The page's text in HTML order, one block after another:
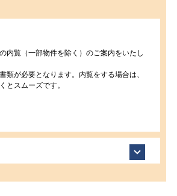
内覧（一部物件を除く）のご案内をいたし
が必要となります。内覧をする場合は、
とスムーズです。